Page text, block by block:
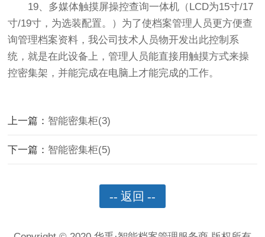
19、多媒体触摸屏操控查询一体机（LCD为15寸/17
寸/19寸，为选装配置。）为了使档案管理人员更方便查
询管理档案资料，我公司技术人员物开发出此控制系
统，就是在此设备上，管理人员能直接用触摸方式来操
控密集架，并能完成在电脑上才能完成的工作。
上一篇： 智能密集柜(3)
下一篇： 智能密集柜(5)
-- 返回 --